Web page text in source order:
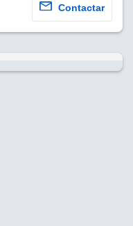
Contactar